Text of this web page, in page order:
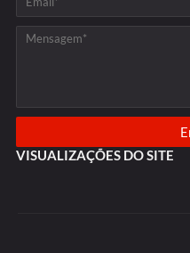
VISUALIZAÇÕES DO SITE